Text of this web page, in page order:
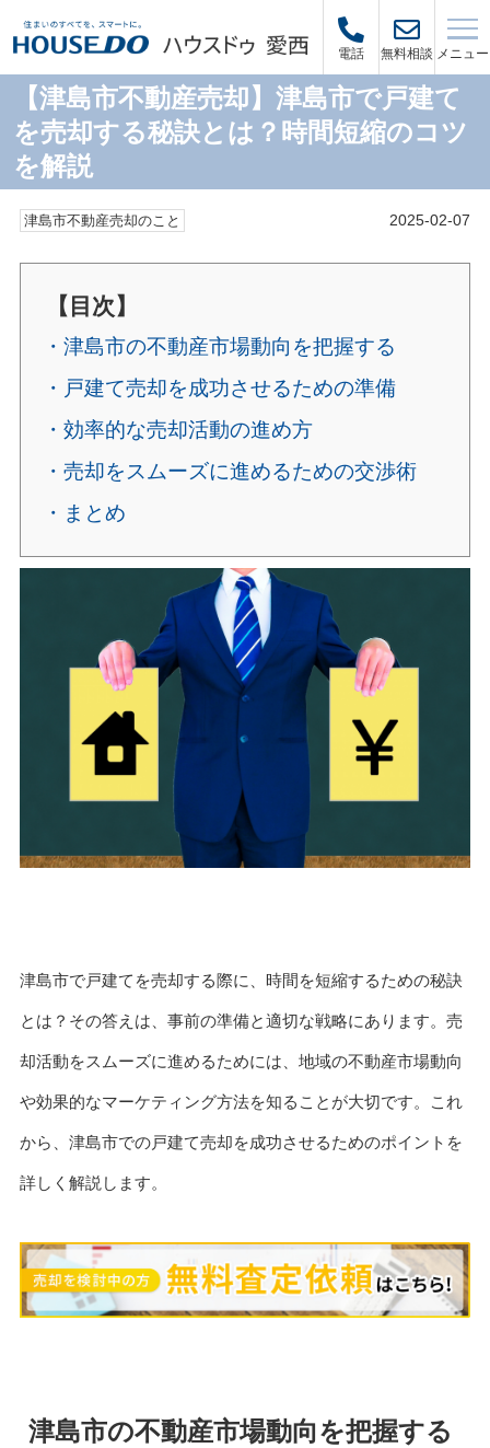
電話 無料相談 メニュー
【津島市不動産売却】津島市で戸建て
を売却する秘訣とは？時間短縮のコツ
を解説
津島市不動産売却のこと 2025-02-07
【目次】
・津島市の不動産市場動向を把握する
・戸建て売却を成功させるための準備
・効率的な売却活動の進め方
・売却をスムーズに進めるための交渉術
・まとめ
津島市で戸建てを売却する際に、時間を短縮するための秘訣
とは？その答えは、事前の準備と適切な戦略にあります。売
却活動をスムーズに進めるためには、地域の不動産市場動向
や効果的なマーケティング方法を知ることが大切です。これ
から、津島市での戸建て売却を成功させるためのポイントを
詳しく解説します。
津島市の不動産市場動向を把握する